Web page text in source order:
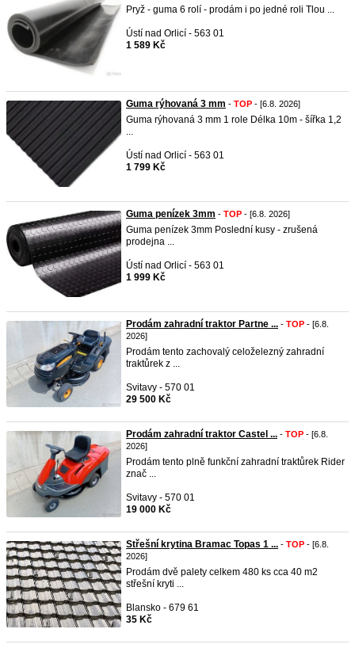
Pryž - guma 6 rolí - prodám i po jedné roli Tlou ...
Ústí nad Orlicí - 563 01
1 589 Kč
Guma rýhovaná 3 mm - TOP - [6.8. 2026]
Guma rýhovaná 3 mm 1 role Délka 10m - šířka 1,2
...
Ústí nad Orlicí - 563 01
1 799 Kč
Guma penízek 3mm - TOP - [6.8. 2026]
Guma penízek 3mm Poslední kusy - zrušená
prodejna ...
Ústí nad Orlicí - 563 01
1 999 Kč
Prodám zahradní traktor Partne ... - TOP - [6.8.
2026]
Prodám tento zachovalý celoželezný zahradní
traktůrek z ...
Svitavy - 570 01
29 500 Kč
Prodám zahradní traktor Castel ... - TOP - [6.8.
2026]
Prodám tento plně funkční zahradní traktůrek Rider
znač ...
Svitavy - 570 01
19 000 Kč
Střešní krytina Bramac Topas 1 ... - TOP - [6.8.
2026]
Prodám dvě palety celkem 480 ks cca 40 m2
střešní kryti ...
Blansko - 679 61
35 Kč